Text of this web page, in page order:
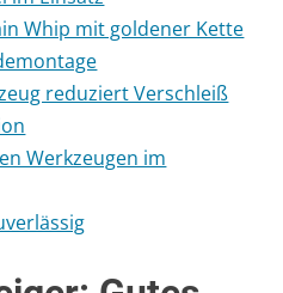
Whip mit goldener Kette
reduziert Verschleiß
Werkzeugen im